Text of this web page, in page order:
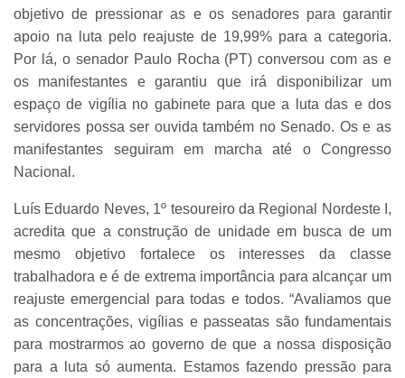
objetivo de pressionar as e os senadores para garantir
apoio na luta pelo reajuste de 19,99% para a categoria.
Por lá, o senador Paulo Rocha (PT) conversou com as e
os manifestantes e garantiu que irá disponibilizar um
espaço de vigília no gabinete para que a luta das e dos
servidores possa ser ouvida também no Senado. Os e as
manifestantes seguiram em marcha até o Congresso
Nacional.
Luís Eduardo Neves, 1º tesoureiro da Regional Nordeste I,
acredita que a construção de unidade em busca de um
mesmo objetivo fortalece os interesses da classe
trabalhadora e é de extrema importância para alcançar um
reajuste emergencial para todas e todos. “Avaliamos que
as concentrações, vigílias e passeatas são fundamentais
para mostrarmos ao governo de que a nossa disposição
para a luta só aumenta. Estamos fazendo pressão para